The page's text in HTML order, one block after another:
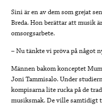
Sini är en av dem som grejat
Breda. Hon berättar att musik
omsorgsarbete.
– Nu tänkte vi pröva på något
Männen bakom konceptet
Joni Tammisalo. Under
kompisarna lite rucka på de
musiksmak. De ville samtidigt